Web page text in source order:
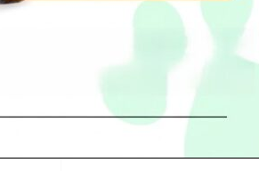
05-100 Nowy Dwór Mazowiecki
tel. 503 900 215